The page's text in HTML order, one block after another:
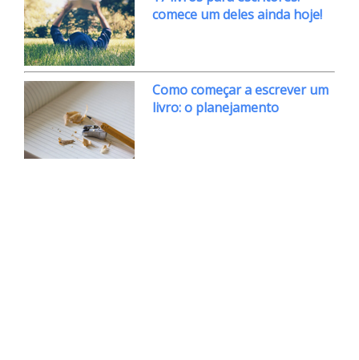
comece um deles ainda hoje!
Como começar a escrever um
livro: o planejamento